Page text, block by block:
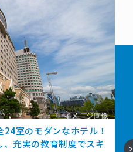
室のモダンなホテル！
充実の教育制度でスキ
次